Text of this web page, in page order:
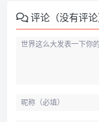
评论（没有评论